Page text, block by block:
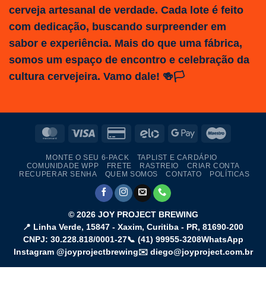
cerveja artesanal de verdade. Cada lote é feito
com dedicação, buscando surpreender em
sabor e experiência. Mais do que uma fábrica,
somos um espaço de encontro e celebração da
cultura cervejeira. Vamo dale! 🍻🏳️
MasterCardVisa
Credit
2
Elo
Google
MONTE O SEU 6-PACK
TAPLIST E CARDÁPIO
COMUNIDADE WPP
FRETE RASTREIO
CRIAR CONTA
RECUPERAR SENHA
QUEM SOMOS CONTATO POLÍTICAS
© 2026 JOY PROJECT BREWING
📍 Linha Verde, 15847 - Xaxim, Curitiba - PR, 81690-200
CNPJ: 30.228.818/0001-27📞 (41) 99955-3208WhatsApp
Instagram @joyprojectbrewing✉️ diego@joyproject.com.br